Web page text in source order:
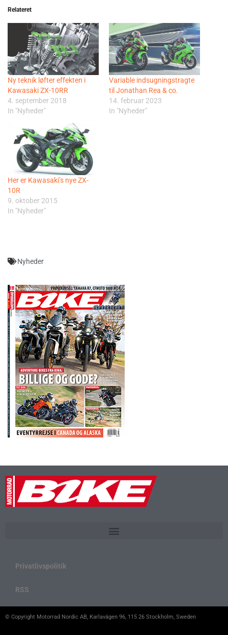
Relateret
Ny teknik løfter effekten i
Kawasaki ZX-10RR
4. september 2018
In "Nyheder"
Variable indsugningstragte
til Jonathan Rea & co.
14. februar 2023
In "Nyheder"
Her er Kawasaki’s nye ZX-
10R
9. oktober 2015
In "Nyheder"
Nyheder
Privatlivspolitik
RSS
© Copyright Motorrad Nordic AB, Karlavägen 96, 115 26 Stockholm, Sweden